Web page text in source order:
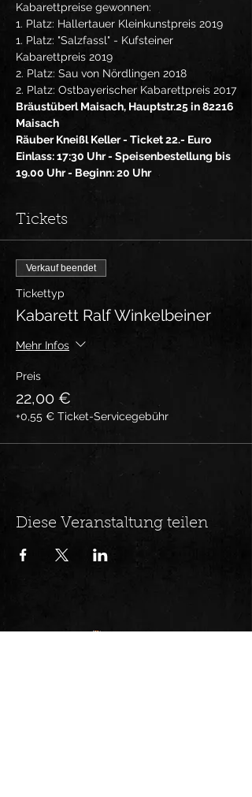
Kabarettpreise gewonnen:
1. Platz: Hallertauer Kleinkunstpreis 2019
1. Platz: "Salzfassl" - Kufsteiner
Kabarettpreis 2019
2. Platz: Sau von Nördlingen 2018
2. Platz: Ostbayerischer Kabarettpreis 2017
Bräustüberl Maisach, Hauptstr.25 in 82216
Maisach
Räuber Kneißl Keller - Ticket 22.- Euro
Einlass: 17:30 Uhr - Speisenbestellung bis
19.00 Uhr - Beginn: 20 Uhr
Tickets
Verkauf beendet
Tickettyp
Kabarett Ralf Winkelbeiner
Mehr Infos
Preis
22,00 €
+0,55 € Ticket-Servicegebühr
Diese Veranstaltung teilen